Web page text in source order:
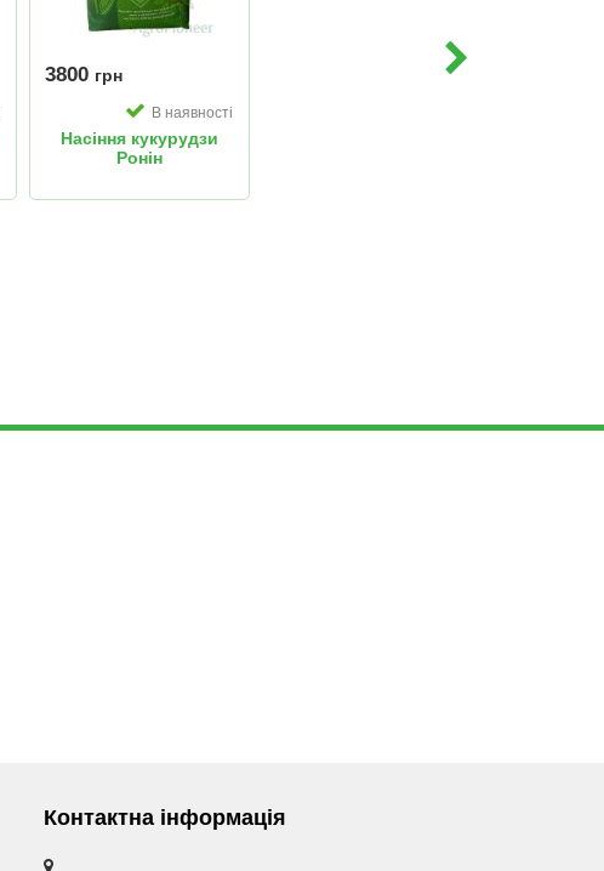
3800 грн
В наявності
Насіння кукурудзи
Ронін
Контактна інформація